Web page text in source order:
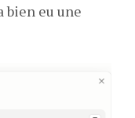
bien eu une